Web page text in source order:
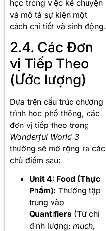
học trong việc kể chuyện
và mô tả sự kiện một
cách chi tiết và sinh động.
2.4. Các Đơn
vị Tiếp Theo
(Ước lượng)
Dựa trên cấu trúc chương
trình học phổ thông, các
đơn vị tiếp theo trong
Wonderful World 3
thường sẽ mở rộng ra các
chủ điểm sau:
Unit 4: Food (Thực
Phẩm): Thường tập
trung vào
Quantifiers (Từ chỉ
định lượng: much,